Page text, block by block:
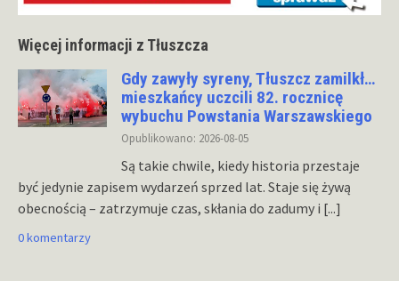
Więcej informacji z Tłuszcza
Gdy zawyły syreny, Tłuszcz zamilkł…
mieszkańcy uczcili 82. rocznicę
wybuchu Powstania Warszawskiego
Opublikowano: 2026-08-05
Są takie chwile, kiedy historia przestaje
być jedynie zapisem wydarzeń sprzed lat. Staje się żywą
obecnością – zatrzymuje czas, skłania do zadumy i [...]
0 komentarzy